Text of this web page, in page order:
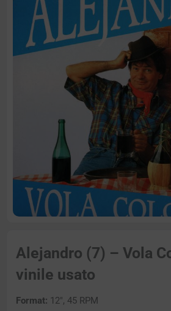
Alejandro (7) – Vola
vinile usato
Format: 12″, 45 RPM